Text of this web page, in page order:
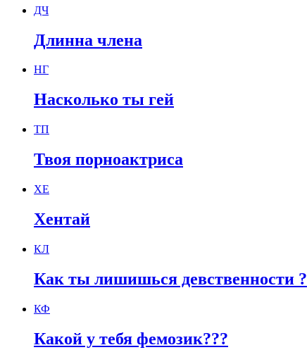
ДЧ
Длинна члена
НГ
Насколько ты гей
ТП
Твоя порноактриса
ХЕ
Хентай
КЛ
Как ты лишишься девственности ?
КФ
Какой у тебя фемозик???